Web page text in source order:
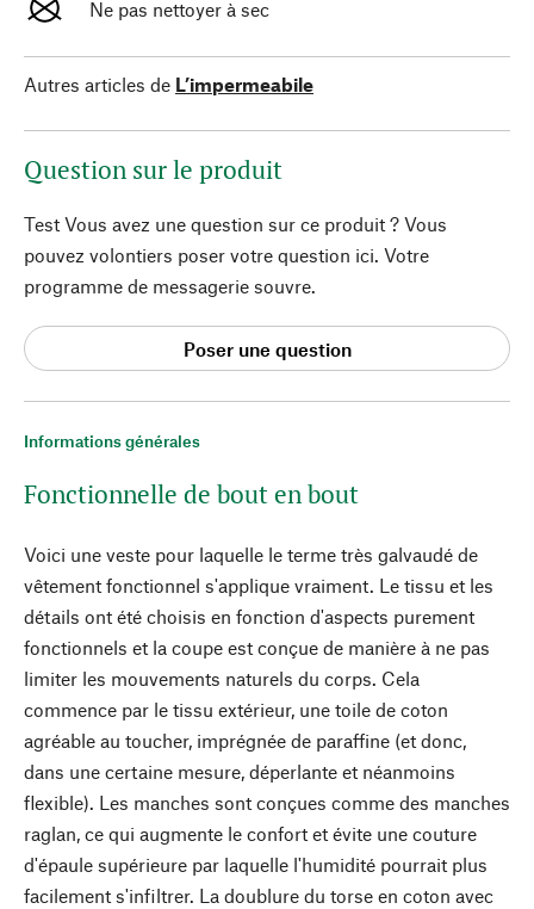
Informations générales
Fonctionnelle de bout en bout
Voici une veste pour laquelle le terme très galvaudé de
vêtement fonctionnel s'applique vraiment. Le tissu et les
détails ont été choisis en fonction d'aspects purement
fonctionnels et la coupe est conçue de manière à ne pas
limiter les mouvements naturels du corps. Cela
commence par le tissu extérieur, une toile de coton
agréable au toucher, imprégnée de paraffine (et donc,
dans une certaine mesure, déperlante et néanmoins
flexible). Les manches sont conçues comme des manches
raglan, ce qui augmente le confort et évite une couture
d'épaule supérieure par laquelle l'humidité pourrait plus
facilement s'infiltrer. La doublure du torse en coton avec
Ne pas nettoyer à sec
Autres articles de L’impermeabile
Question sur le produit
Test Vous avez une question sur ce produit ? Vous
pouvez volontiers poser votre question ici. Votre
programme de messagerie souvre.
Poser une question